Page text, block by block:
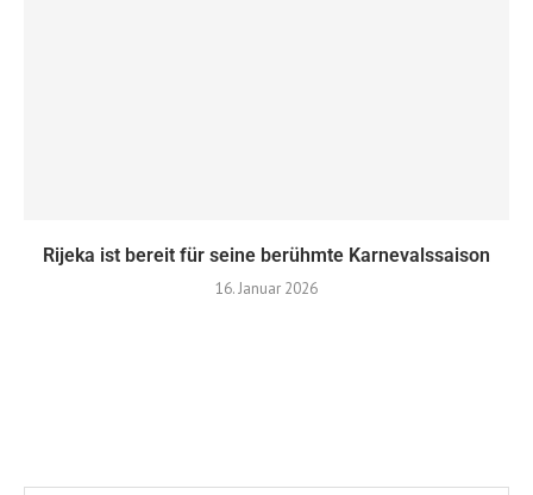
Rijeka ist bereit für seine berühmte Karnevalssaison
16. Januar 2026